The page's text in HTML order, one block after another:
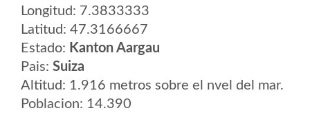
Longitud: 7.3833333
Latitud: 47.3166667
Estado: Kanton Aargau
Pais: Suiza
Altitud: 1.916 metros sobre el nvel del mar.
Poblacion: 14.390